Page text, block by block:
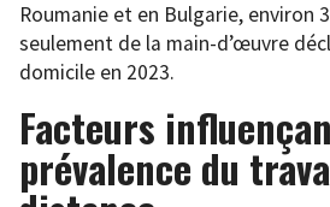
Roumanie et en Bulgarie, environ
seulement de la main-d’œuvre
domicile en 2023.
Facteurs
prévalence du